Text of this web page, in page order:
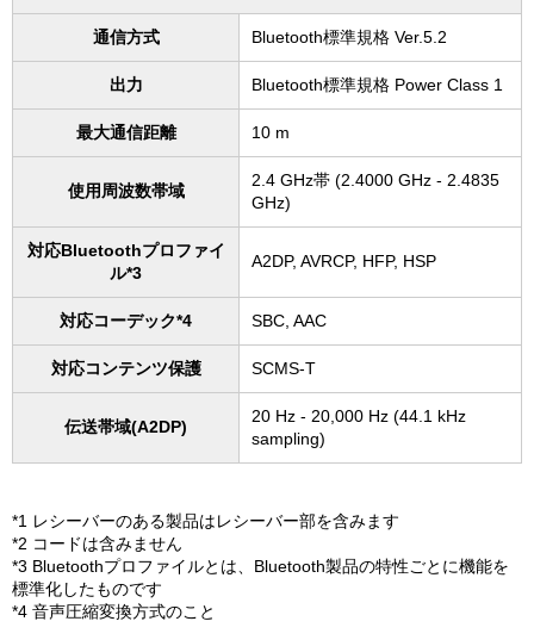
通信方式 Bluetooth標準規格 Ver.5.2
出力 Bluetooth標準規格 Power Class 1
最大通信距離 10 m
使用周波数帯域
2.4 GHz帯 (2.4000 GHz - 2.4835
GHz)
対応Bluetoothプロファイ
ル*3
A2DP, AVRCP, HFP, HSP
対応コーデック*4 SBC, AAC
対応コンテンツ保護 SCMS-T
伝送帯域(A2DP)
20 Hz - 20,000 Hz (44.1 kHz
sampling)
*1 レシーバーのある製品はレシーバー部を含みます
*2 コードは含みません
*3 Bluetoothプロファイルとは、Bluetooth製品の特性ごとに機能を
標準化したものです
*4 音声圧縮変換方式のこと